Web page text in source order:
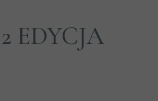
EDYCJA